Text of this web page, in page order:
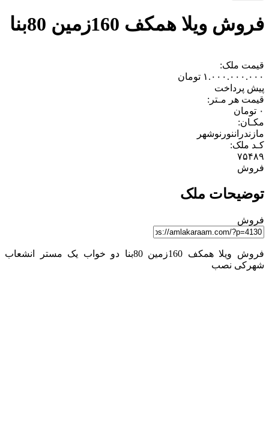
فروش ویلا همکف 160زمین 80بنا
قیمت ملک:
۱.۰۰۰.۰۰۰.۰۰۰ تومان
پیش پرداخت
قیمت هر مـتر:
۰ تومان
مکـان:
مازندراننور نوشهر
کـد ملک:
۷۵۴۸۹
فروش
توضیحات ملک
فروش
فروش ویلا همکف 160زمین 80بنا دو خواب یک مستر انشعاب
شهرکی نصب